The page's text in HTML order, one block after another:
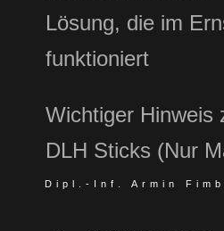
Lösung, die im
funktioniert
Wichtiger Hinweis
DLH Sticks (Nur
Dipl.-Inf. Armin